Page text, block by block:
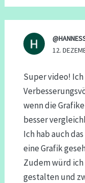
12.
Super video!
wenn die
besser
Ich hab auch
eine Grafik
Zudem würd ich
gestalten und